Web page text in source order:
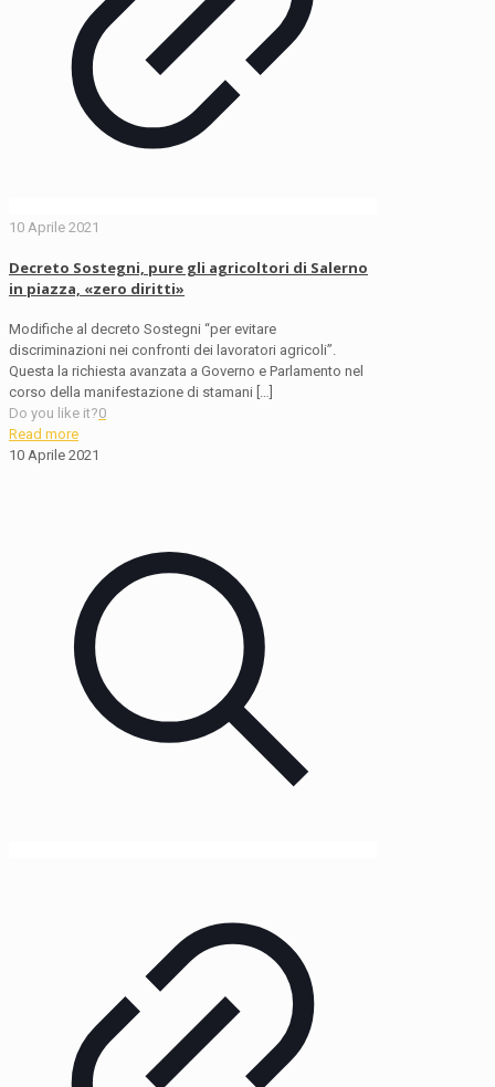
10 Aprile 2021
Decreto Sostegni, pure gli agricoltori di Salerno
in piazza, «zero diritti»
Modifiche al decreto Sostegni “per evitare
discriminazioni nei confronti dei lavoratori agricoli”.
Questa la richiesta avanzata a Governo e Parlamento nel
corso della manifestazione di stamani
Do you like it?0
Read more
10 Aprile 2021